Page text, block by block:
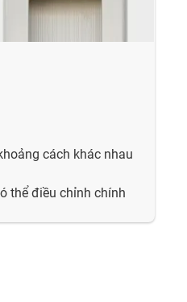
cách khác nhau
thể điều chỉnh chính